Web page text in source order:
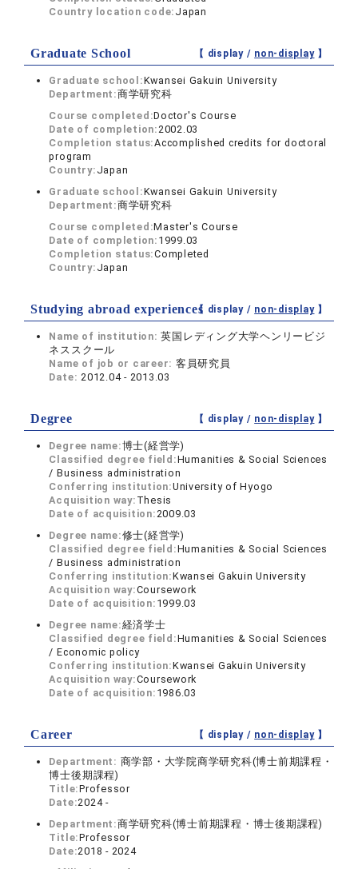
Country location code: Japan
Graduate School 【 display / non-display】
Graduate school:Kwansei Gakuin University
Department:商学研究科
Course completed:Doctor's Course
Date of completion:2002.03
Completion status:Accomplished credits for doctoral
program
Country: Japan
Graduate school:Kwansei Gakuin University
Department:商学研究科
Course completed:Master's Course
Date of completion: 1999.03
Completion status:Completed
Country: Japan
Studying abroad experiences【 display / non-display】
Name of institution:英国レディング大学ヘンリービジ
ネススクール
Name of job or career: 客員研究員
Date:2012.04 - 2013.03
Degree 【 display / non-display】
Degree name:博士(経営学)
Classified degree field:Humanities & Social Sciences
/ Business administration
Conferring institution:University of Hyogo
Acquisition way: Thesis
Date of acquisition:2009.03
Degree name:修士(経営学)
Classified degree field:Humanities & Social Sciences
/ Business administration
Conferring institution:Kwansei Gakuin University
Acquisition way:Coursework
Date of acquisition: 1999.03
Degree name:経済学士
Classified degree field:Humanities & Social Sciences
/ Economic policy
Conferring institution:Kwansei Gakuin University
Acquisition way:Coursework
Date of acquisition: 1986.03
Career 【 display / non-display】
Department: 商学部・大学院商学研究科(博士前期課程・
博士後期課程)
Title:Professor
Date:2024 -
Department:商学研究科(博士前期課程・博士後期課程)
Title:Professor
Date:2018 - 2024